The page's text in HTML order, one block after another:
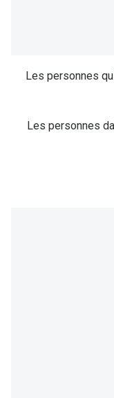
Les personnes
Les personnes